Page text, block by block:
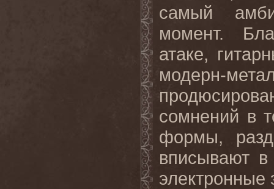
самый
момент.
атаке,
модерн-
сомнений в
формы,
вписывают
электронные